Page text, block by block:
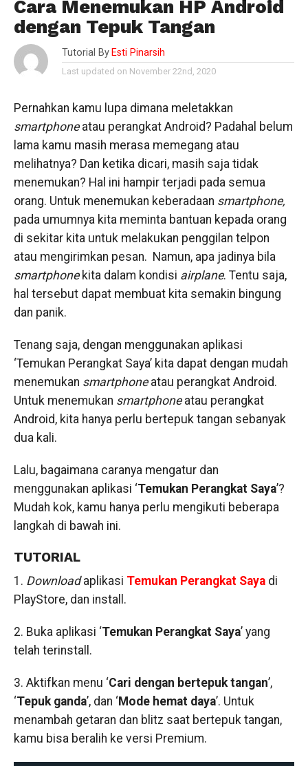
Cara Menemukan HP Android
dengan Tepuk Tangan
Tutorial By Esti Pinarsih
Last updated on November 22nd, 2020
Pernahkan kamu lupa dimana meletakkan
smartphoneatau perangkat Android? Padahal belum
lama kamu masih merasa memegang atau
melihatnya? Dan ketika dicari, masih saja tidak
menemukan? Hal ini hampir terjadi pada semua
orang. Untuk menemukan keberadaan smartphone,
pada umumnya kita meminta bantuan kepada orang
di sekitar kita untuk melakukan penggilan telpon
atau mengirimkan pesan. Namun, apa jadinya bila
smartphonekita dalam kondisi airplane. Tentu saja,
hal tersebut dapat membuat kita semakin bingung
dan panik.
Tenang saja, dengan menggunakan aplikasi
‘Temukan Perangkat Saya’ kita dapat dengan mudah
menemukan smartphoneatau perangkat Android.
Untuk menemukan smartphoneatau perangkat
Android, kita hanya perlu bertepuk tangan sebanyak
dua kali.
Lalu, bagaimana caranya mengatur dan
menggunakan aplikasi ‘Temukan Perangkat Saya’?
Mudah kok, kamu hanya perlu mengikuti beberapa
langkah di bawah ini.
TUTORIAL
1. Downloadaplikasi Temukan Perangkat Sayadi
PlayStore, dan install.
2. Buka aplikasi ‘Temukan Perangkat Saya’ yang
telah terinstall.
3. Aktifkan menu ‘Cari dengan bertepuk tangan’,
‘Tepuk ganda’, dan ‘ Mode hemat daya’. Untuk
menambah getaran dan blitz saat bertepuk tangan,
kamu bisa beralih ke versi Premium.